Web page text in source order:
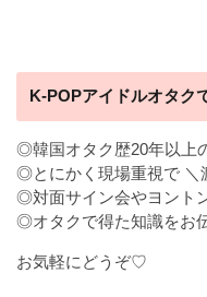
K-POPアイドルオタク
◎韓国オタク歴20年以上
◎とにかく現場重視で ＼
◎対面サイン会やヨント
◎オタクで得た知識をお
お気軽にどうぞ♡